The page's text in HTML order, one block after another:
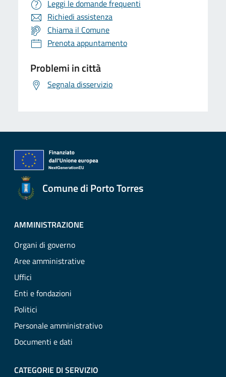
Leggi le domande frequenti
Richiedi assistenza
Chiama il Comune
Prenota appuntamento
Problemi in città
Segnala disservizio
Comune di Porto Torres
AMMINISTRAZIONE
Organi di governo
Aree amministrative
Uffici
Enti e fondazioni
Politici
Personale amministrativo
Documenti e dati
CATEGORIE DI SERVIZIO